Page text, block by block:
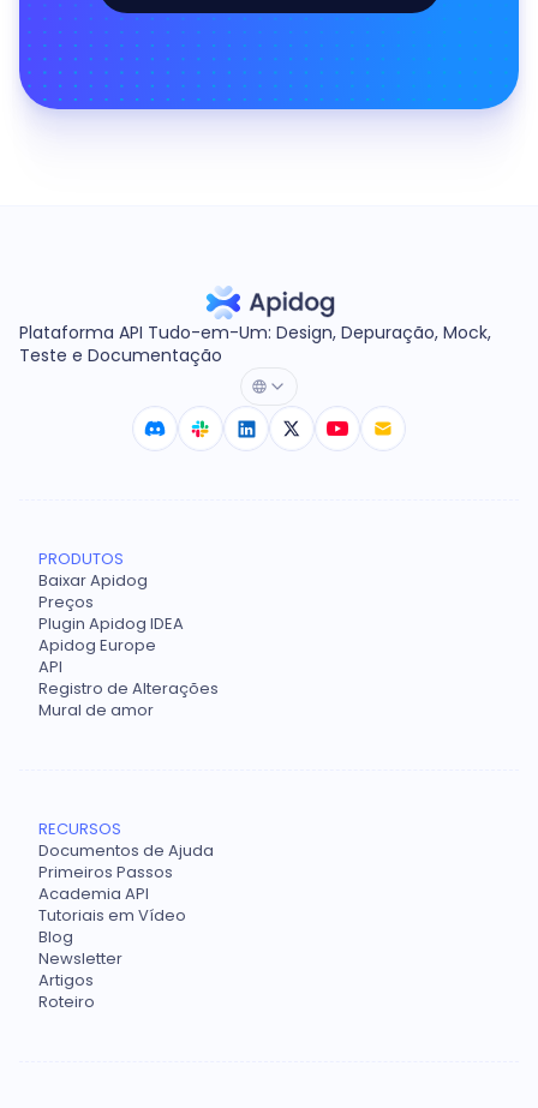
Plataforma API Tudo-em-Um: Design, Depuração, Mock,
Teste e Documentação
PRODUTOS
Baixar Apidog
Preços
Plugin Apidog IDEA
Apidog Europe
API
Registro de Alterações
Mural de amor
RECURSOS
Documentos de Ajuda
Primeiros Passos
Academia API
Tutoriais em Vídeo
Blog
Newsletter
Artigos
Roteiro